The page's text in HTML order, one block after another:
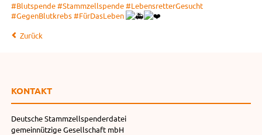
#Blutspende#Stammzellspende#LebensretterGesucht
#GegenBlutkrebs#FürDasLeben
Zurück
KONTAKT
Deutsche Stammzellspenderdatei
gemeinnützige Gesellschaft mbH